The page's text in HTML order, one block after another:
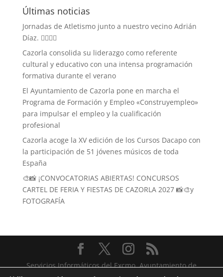
Últimas noticias
Jornadas de Atletismo junto a nuestro vecino Adrián
Díaz. 🏃‍♀️🏃‍♂️
Cazorla consolida su liderazgo como referente
cultural y educativo con una intensa programación
formativa durante el verano
El Ayuntamiento de Cazorla pone en marcha el
Programa de Formación y Empleo «Construyempleo»
para impulsar el empleo y la cualificación
profesional
Cazorla acoge la XV edición de los Cursos Dacapo con
la participación de 51 jóvenes músicos de toda
España
🎨📸 ¡CONVOCATORIAS ABIERTAS! CONCURSOS
CARTEL DE FERIA Y FIESTAS DE CAZORLA 2027 📸🎨y
FOTOGRAFÍA
Servicios Informáticos del Excmo. Ayuntamiento de